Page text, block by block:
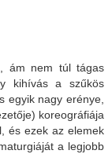
ám nem túl tágas
kihívás a szűkös
egyik nagy erénye,
koreográfiája
és ezek az elemek
a legjobb